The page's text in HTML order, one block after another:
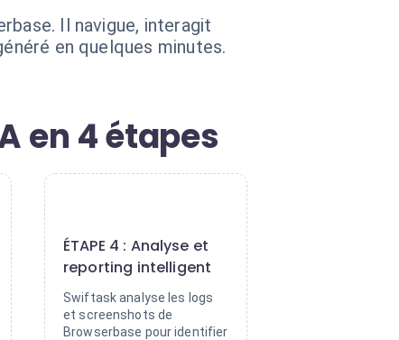
Il navigue, interagit
en quelques minutes.
en 4 étapes
ÉTAPE 4 : Analyse et
reporting intelligent
Swiftask analyse les logs
et screenshots de
Browserbase pour identifier